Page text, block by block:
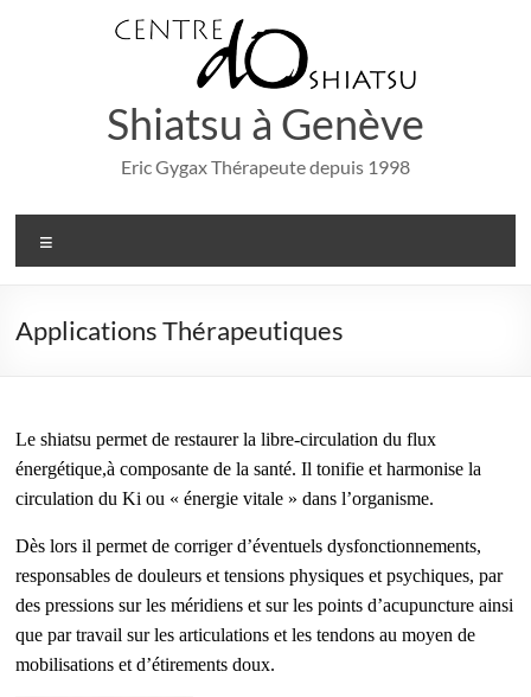
Shiatsu à Genève
Eric Gygax Thérapeute depuis 1998
Applications Thérapeutiques
Le shiatsu permet de restaurer la libre-circulation du flux
énergétique,à composante de la santé. Il tonifie et harmonise la
circulation du Ki ou « énergie vitale » dans l’organisme.
Dès lors il permet de corriger d’éventuels dysfonctionnements,
responsables de douleurs et tensions physiques et psychiques, par
des pressions sur les méridiens et sur les points d’acupuncture ainsi
que par travail sur les articulations et les tendons au moyen de
mobilisations et d’étirements doux.